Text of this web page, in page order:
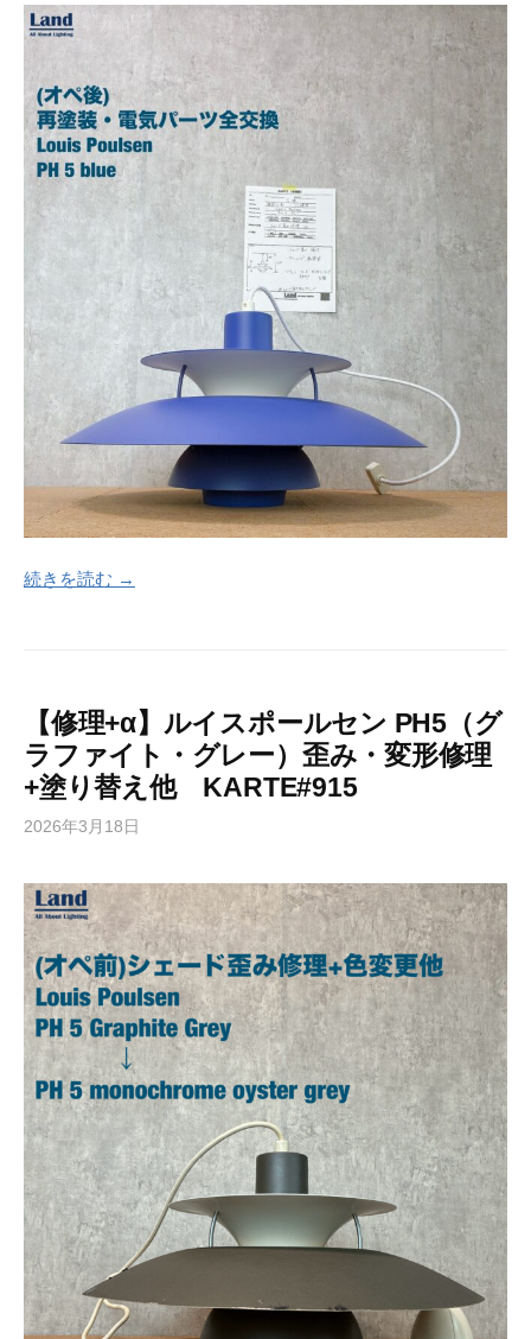
続きを読む →
【修理+α】ルイスポールセン PH5（グ
ラファイト・グレー）歪み・変形修理
+塗り替え他 KARTE#915
2026年3月18日